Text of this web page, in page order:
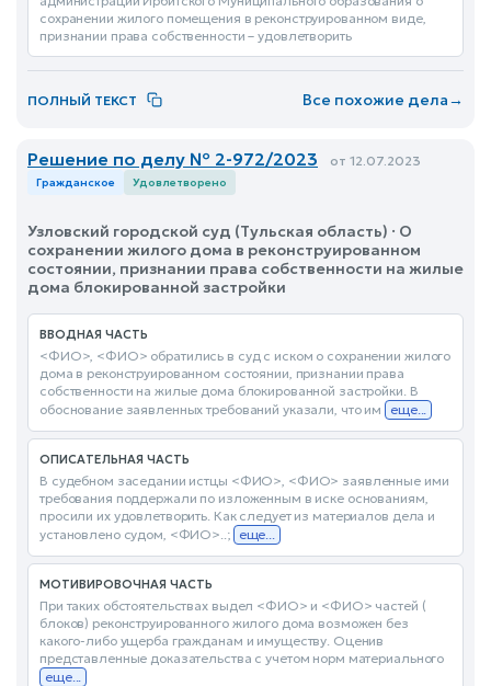
сохранении жилого помещения в реконструированном виде,
признании права собственности – удовлетворить
ПОЛНЫЙ ТЕКСТ Все похожие дела→
Решение по делу № 2-972/2023 от 12.07.2023
Гражданское Удовлетворено
Узловский городской суд (Тульская область) · О
сохранении жилого дома в реконструированном
состоянии, признании права собственности на жилые
дома блокированной застройки
ВВОДНАЯ ЧАСТЬ
<ФИО>, <ФИО> обратились в суд с иском о сохранении жилого
дома в реконструированном состоянии, признании права
собственности на жилые дома блокированной застройки. В
обоснование заявленных требований указали, что им
еще...
ОПИСАТЕЛЬНАЯ ЧАСТЬ
В судебном заседании истцы <ФИО>, <ФИО> заявленные ими
требования поддержали по изложенным в иске основаниям,
просили их удовлетворить. Как следует из материалов дела и
установлено судом, <ФИО>..; еще...
МОТИВИРОВОЧНАЯ ЧАСТЬ
При таких обстоятельствах выдел <ФИО> и <ФИО> частей (
блоков) реконструированного жилого дома возможен без
какого-либо ущерба гражданам и имуществу. Оценив
представленные доказательства с учетом норм материального
еще...